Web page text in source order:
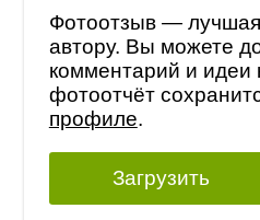
Фотоотзыв — лучшая
автору. Вы можете
комментарий и идеи
фотоотчёт
профиле.
Загрузить